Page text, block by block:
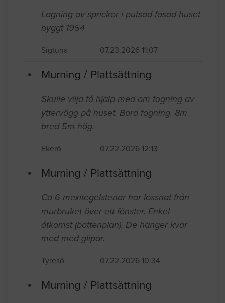
Lagning av sprickor i putsad fasad huset
byggt 1954
Sigtuna 07.23.2026 11:07
Murning / Plattsättning
Skulle vilja få hjälp med om fogning av
yttervägg på huset. Bara fogning. 8m
bred 5m hög.
Ekerö 07.22.2026 12:13
Murning / Plattsättning
Ca 6 mexitegelstenar har lossnat från
murbruket över ett fönster. Enkel
åtkomst (bottenplan). De hänger kvar
med med glipor.
Tyresö 07.22.2026 10:34
Murning / Plattsättning